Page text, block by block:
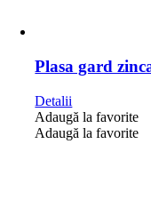
Plasa gard
Detalii
Adaugă la favorite
Adaugă la favorite